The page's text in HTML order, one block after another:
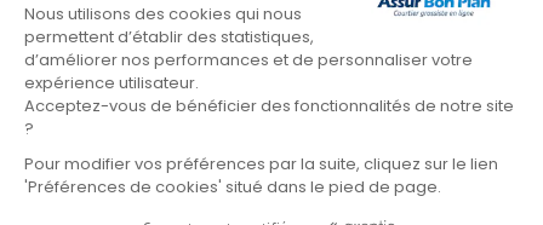
Nous utilisons des cookies qui nous
permettent d’établir des statistiques,
d’améliorer nos performances et de personnaliser votre
expérience utilisateur.
Acceptez-vous de bénéficier des fonctionnalités de notre site
?
Pour modifier vos préférences par la suite, cliquez sur le lien
'Préférences de cookies' situé dans le pied de page.